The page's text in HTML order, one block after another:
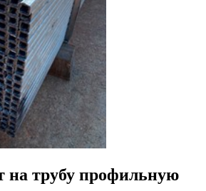
на трубу профильную